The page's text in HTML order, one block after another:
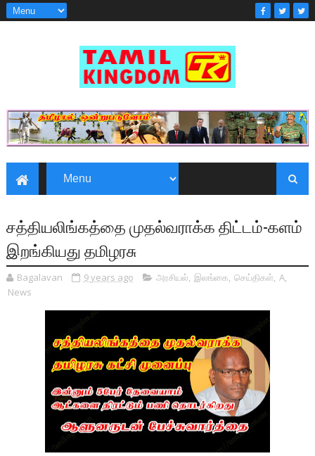
சத்தியலிங்கத்தை முதல்வராக்க திட்டம்-களம்
இறங்கியது தமிழரசு
Bagalavan 9 years ago அரசியல், இலங்கை, செய்திகள், A,
News